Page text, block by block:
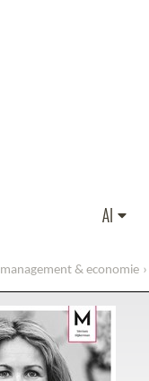
AI
management & economie